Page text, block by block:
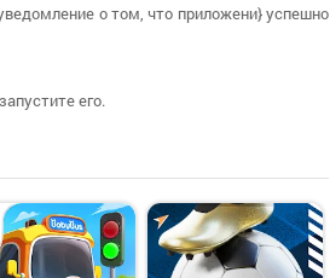
о том, что приложени} успешно
его.